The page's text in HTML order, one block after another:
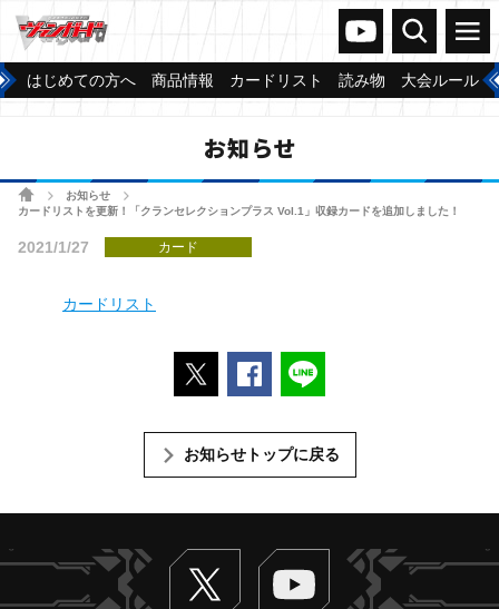
ヴァンガードch
検索 メニュー
はじめての方へ 商品情報 カードリスト 読み物 大会ルール
お知らせ
ホームお知らせ
カードリストを更新！「クランセレクションプラス Vol.1」収録カードを追加しました！
2021/1/27 カード
カードリスト
ポストするFacebookでシェアする
お知らせトップに戻る
Twitter ヴァンガードch